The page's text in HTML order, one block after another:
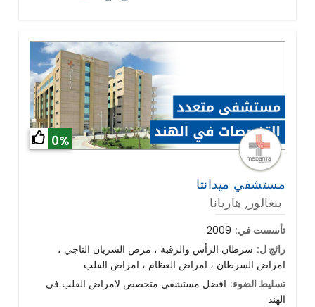
0%
مستشفي ميدانتا
بنغالور, هاريانا
تأسست في: 2009
رائج ل: سرطان الرأس والرقبة ، مرض الشريان التاجي ،
امراض السرطان ، امراض العظام ، امراض القلب
تسليط الضوء: افضل مستشفي متخصص لامراض القلب في
الهند